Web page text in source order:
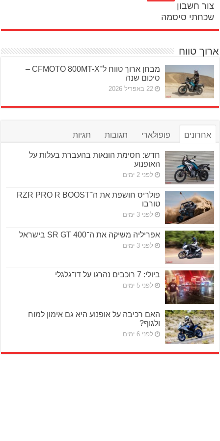
צור חשבון
שכחתי סיסמה
ארוך טווח
מבחן ארוך טווח ל־CFMOTO 800MT-X –
סיכום שנה
22 באפריל 2026
אחרונים פופולארי תגובות תגיות
חדש: חסימת הונאות בהעברת בעלות על
האופנוע
לפני 2 ימים
פולריס חושפת את ה־RZR PRO R BOOST
טורבו
לפני 3 ימים
אפריליה משיקה את ה־SR GT 400 בישראל
לפני 3 ימים
ביולי: 7 רוכבים נהרגו על דו־גלגלי
לפני 5 ימים
האם רכיבה על אופנוע היא גם אימון למוח
ולגוף?
לפני 6 ימים